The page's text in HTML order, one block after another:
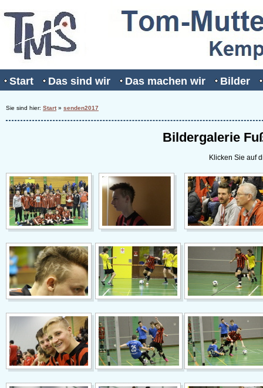
Start Das sind wir Das machen wir Bilder
Sie sind hier: Start» senden2017
Bildergalerie
Klicken Sie auf